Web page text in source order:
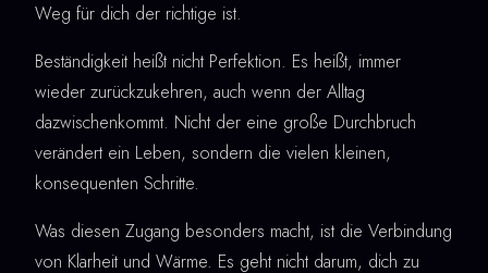
Weg für dich der richtige ist.
Beständigkeit heißt nicht Perfektion. Es heißt, immer
wieder zurückzukehren, auch wenn der Alltag
dazwischenkommt. Nicht der eine große Durchbruch
verändert ein Leben, sondern die vielen kleinen,
konsequenten Schritte.
Was diesen Zugang besonders macht, ist die Verbindung
von Klarheit und Wärme. Es geht nicht darum, dich zu